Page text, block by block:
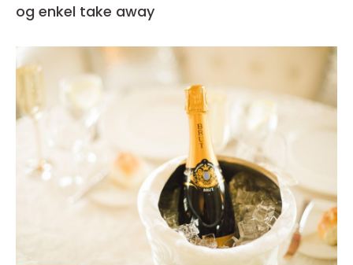
og enkel take away